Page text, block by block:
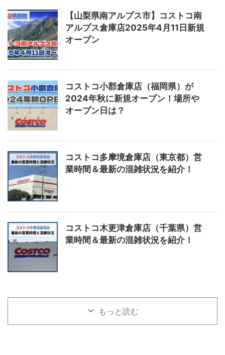
【山梨県南アルプス市】コストコ南
アルプス倉庫店2025年4月11日新規
オープン
コストコ小郡倉庫店（福岡県）が
2024年秋に新規オープン！場所や
オープン日は？
コストコ多摩境倉庫店（東京都）営
業時間＆最新の混雑状況を紹介！
コストコ木更津倉庫店（千葉県）営
業時間＆最新の混雑状況を紹介！
もっと読む